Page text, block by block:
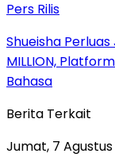
Pers Rilis
Shueisha
MILLION,
Bahasa
Berita Terkait
Jumat, 7